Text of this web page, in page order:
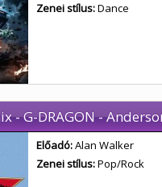
Zenei stílus:Dance
- G-DRAGON -
Előadó:Alan Walker
Zenei stílus:Pop/Rock